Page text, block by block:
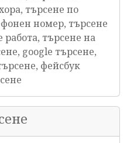
търсене по
номер, търсене
работа, търсене на
google търсене,
фейсбук